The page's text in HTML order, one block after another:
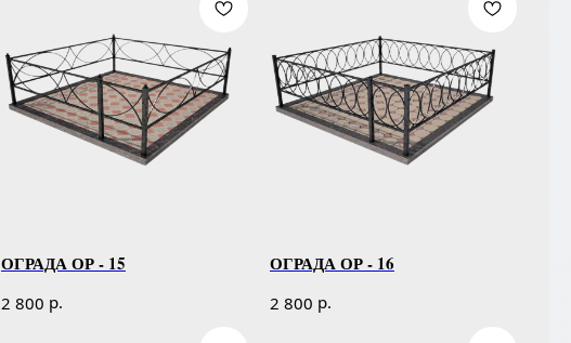
ОГРАДА ОР - 15
2 800 р.
ОГРАДА ОР - 16
2 800 р.